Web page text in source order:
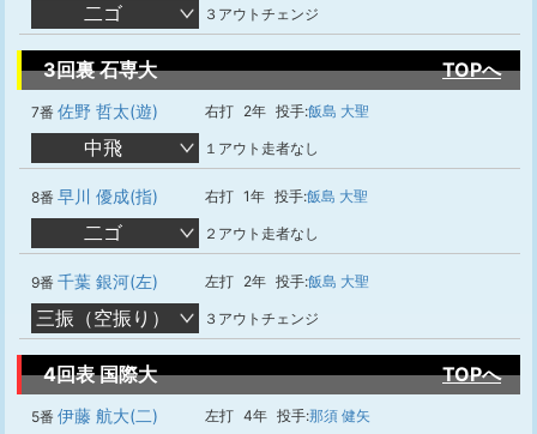
二ゴ ３アウトチェンジ
3回裏 石専大 TOPへ
7番 佐野 哲太(遊) 右打 2年 投手:飯島 大聖
中飛 １アウト走者なし
8番 早川 優成(指) 右打 1年 投手:飯島 大聖
二ゴ ２アウト走者なし
9番 千葉 銀河(左) 左打 2年 投手:飯島 大聖
三振（空振り） ３アウトチェンジ
4回表 国際大 TOPへ
5番 伊藤 航大(二) 左打 4年 投手:那須 健矢